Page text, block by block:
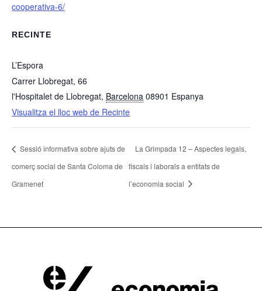
cooperativa-6/
RECINTE
L’Espora
Carrer Llobregat, 66
l'Hospitalet de Llobregat, Barcelona 08901 Espanya
Visualitza el lloc web de Recinte
Sessió informativa sobre ajuts de
comerç social de Santa Coloma de
Gramenet
La Grimpada 12 – Aspectes legals,
fiscals i laborals a entitats de
l’economia social